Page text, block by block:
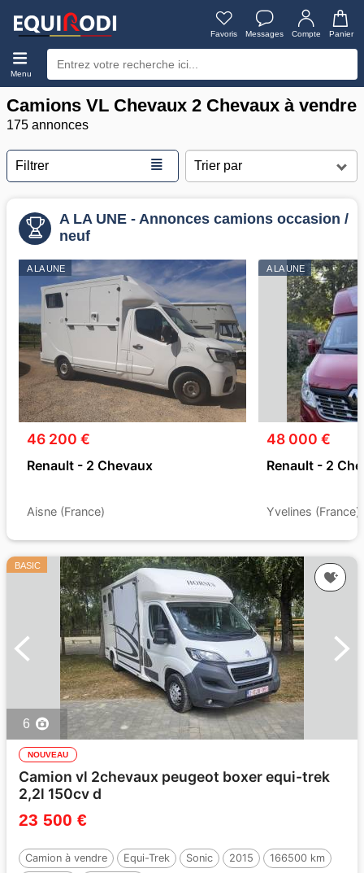
Favoris Messages Compte Panier
Menu
Camions VL Chevaux 2 Chevaux à vendre
175 annonces
Filtrer ≣
A LA UNE - Annonces camions occasion /
neuf
A LA UNE
46 200 €
Renault - 2 Chevaux
Aisne (France)
A LA UNE
48 000 €
Renault - 2
Yvelines (France)
BASIC
6
NOUVEAU
Camion vl 2chevaux peugeot boxer equi-trek
2,2l 150cv d
23 500 €
Camion à vendre Equi-Trek Sonic 2015
166500 km